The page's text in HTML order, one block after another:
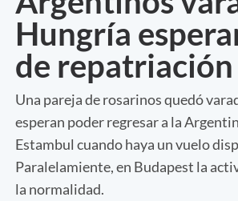
Hungría
de repatriación
Una pareja de rosarinos quedó
esperan poder regresar a la
Estambul cuando haya un vuelo
Paralelamiente, en Budapest la
la normalidad.